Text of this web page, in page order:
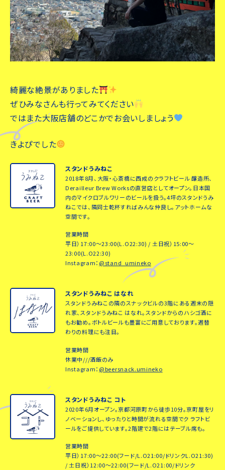
綺麗な絶景がありました
ぜひみなさんも行ってみてください
ではまた大阪店舗のどこかでお会いしましょう
きよぴでした
スタンドうみねこ
2018年8月、大阪・心斎橋に西成のクラフトビール 醸造所、
Derailleur Brew Worksの直営店としてオープン。日本国
内のマイクロブルワリーのビールを扱う。4坪のスタンドうみ
ねこでは、隣同士乾杯すればみんな仲良し。アットホームな
空間です。
営業時間
平日）17:00～23:00(L.O22:30) / 土日祝）15:00～
23:00(L.O22:30)
Instagram： @stand_umineko
スタンドうみねこ はなれ
スタンドうみねこの隣のスナックビルの3階にある週末の隠
れ家、スタンドうみねこ はなれ。スタンドからのハシゴ酒に
もお勧め。ボトルビールも豊富にご用意しております。週替
わりの料理にも注目。
営業時間
休業中///酒飯のみ
Instagram： @beersnack.umineko
スタンドうみねこ コト
2020年6月オープン。京都河原町から徒歩10分。京町屋をリ
ノベーションし、ゆったりと時間が流れる空間でク ラフトビ
ールをご提供しています。2階建で2階にはテーブル席も。
営業時間
平日）17:00～22:00(フード/L.O21:00/ドリンクL.O21:30)
/ 土日祝）12:00～22:00(フード/L.O21:00/ドリンク